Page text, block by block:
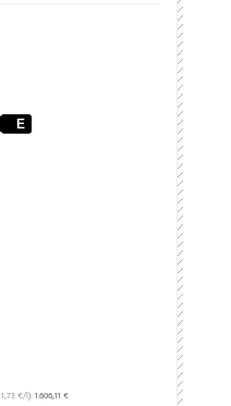
1,73€/l):1.606,11 €